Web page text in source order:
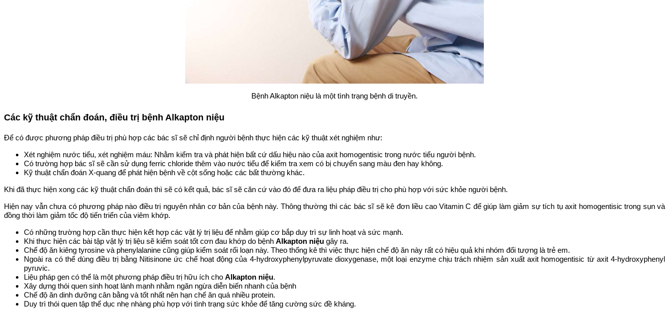
Bệnh Alkapton niệu là một tình trạng bệnh di truyền.
Các kỹ thuật chẩn đoán, điều trị bệnh Alkapton niệu
Để có được phương pháp điều trị phù hợp các bác sĩ sẽ chỉ định người bệnh thực hiện các kỹ thuật xét nghiệm như:
Xét nghiệm nước tiểu, xét nghiệm máu: Nhằm kiểm tra và phát hiện bất cứ dấu hiệu nào của axit homogentisic trong nước tiểu người bệnh.
Có trường hợp bác sĩ sẽ cần sử dụng ferric chloride thêm vào nước tiểu để kiểm tra xem có bị chuyển sang màu đen hay không.
Kỹ thuật chẩn đoán X-quang để phát hiện bệnh về cột sống hoặc các bất thường khác.
Khi đã thực hiện xong các kỹ thuật chẩn đoán thì sẽ có kết quả, bác sĩ sẽ căn cứ vào đó để đưa ra liệu pháp điều trị cho phù hợp với sức khỏe người bệnh.
Hiện nay vẫn chưa có phương pháp nào điều trị nguyên nhân cơ bản của bệnh này. Thông thường thì các bác sĩ sẽ kê đơn liều cao Vitamin C để giúp làm giảm sự tích tụ axit homogentisic trong sụn và
đồng thời làm giảm tốc độ tiến triển của viêm khớp.
Có những trường hợp cần thực hiện kết hợp các vật lý trị liệu để nhằm giúp cơ bắp duy trì sự linh hoạt và sức mạnh.
Khi thực hiện các bài tập vật lý trị liệu sẽ kiểm soát tốt cơn đau khớp do bệnh Alkapton niệu gây ra.
Chế độ ăn kiêng tyrosine và phenylalanine cũng giúp kiểm soát rối loạn này. Theo thống kê thì việc thực hiện chế độ ăn này rất có hiệu quả khi nhóm đối tượng là trẻ em.
Ngoài ra có thể dùng điều trị bằng Nitisinone ức chế hoạt động của 4-hydroxyphenylpyruvate dioxygenase, một loại enzyme chịu trách nhiệm sản xuất axit homogentisic từ axit 4-hydroxyphenyl
pyruvic.
Liệu pháp gen có thể là một phương pháp điều trị hữu ích cho Alkapton niệu.
Xây dựng thói quen sinh hoạt lành mạnh nhằm ngăn ngừa diễn biến nhanh của bệnh
Chế độ ăn dinh dưỡng cân bằng và tốt nhất nên hạn chế ăn quá nhiều protein.
Duy trì thói quen tập thể dục nhẹ nhàng phù hợp với tình trạng sức khỏe để tăng cường sức đề kháng.